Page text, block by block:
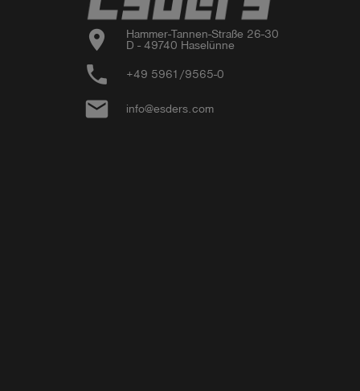
location_on
Hammer-Tannen-Straße 26-30
D - 49740 Haselünne
phone +49 5961/9565-0
email info@esders.com